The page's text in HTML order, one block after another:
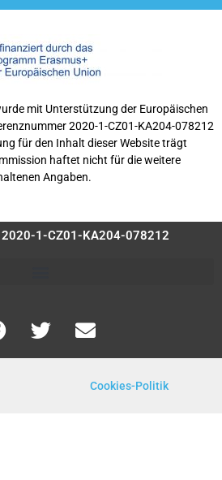
mit Unterstützung der Europäischen
2020-1-CZ01-KA204-078212
für den Inhalt dieser Website trägt
haftet nicht für die weitere
Angaben.
2020-1-CZ01-KA204-078212
Cookies-Politik